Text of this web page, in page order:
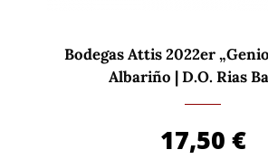
Bodegas Attis 2022er
Albariño | D.O. Rias
17,50 €